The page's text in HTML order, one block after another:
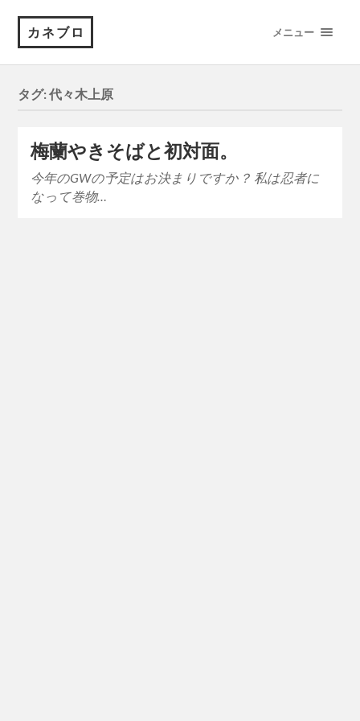
カネブロ メニュー
タグ:代々木上原
梅蘭やきそばと初対面。
今年のGWの予定はお決まりですか？ 私は忍者に
なって巻物…